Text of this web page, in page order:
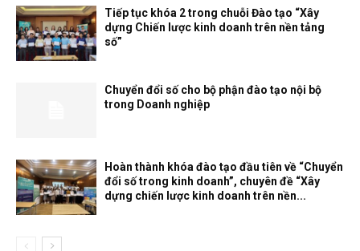
Tiếp tục khóa 2 trong chuỗi Đào tạo “Xây
dựng Chiến lược kinh doanh trên nền tảng
số”
Chuyển đổi số cho bộ phận đào tạo nội bộ
trong Doanh nghiệp
Hoàn thành khóa đào tạo đầu tiên về “Chuyển
đổi số trong kinh doanh”, chuyên đề “Xây
dựng chiến lược kinh doanh trên nền...